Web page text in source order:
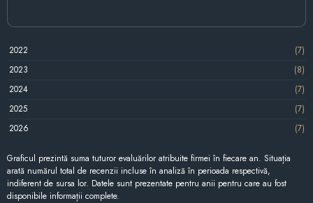
2022
(7)
2023
(8)
2024
(7)
2025
(7)
2026
(7)
Graficul prezintă suma tuturor evaluărilor atribuite firmei în fiecare an. Situația
arată numărul total de recenzii incluse în analiză în perioada respectivă,
indiferent de sursa lor. Datele sunt prezentate pentru anii pentru care au fost
disponibile informații complete.